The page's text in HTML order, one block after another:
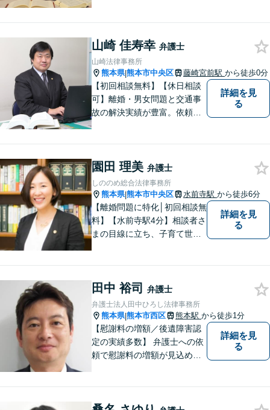
未来が明るくなるよう全力で
サポートいたします【初回相
談無料】【子連れ相談可】
山崎 佳寿幸 弁護士
山崎法律事務所
熊本県|熊本市中央区 藤崎宮前駅 から徒歩0分
【初回相談無料】【休日相談
可】離婚・男女問題と交通事
故の解決実績が豊富。依頼者
ださい。【熊本市中心部】地
域に密着した町医者みたいな
弁護士です。
詳細を見
る
園田 理美 弁護士
しののめ総合法律事務所
熊本県|熊本市中央区 水前寺駅 から徒歩6分
【離婚問題に特化│初回相談無
料】【水前寺駅4分】相談者さ
まの目線に立ち、子育て世代
を大切にし、じっくりお話を
伺ったうえで最適な解決策を
ご提案します【完全個室】
詳細を見
る
田中 裕司 弁護士
弁護士法人田中ひろし法律事務所
熊本県|熊本市西区 熊本駅 から徒歩1分
【慰謝料の増額／後遺障害認
定の実績多数】 弁護士への依
頼で慰謝料の増額が見込めま
詳細を見
る